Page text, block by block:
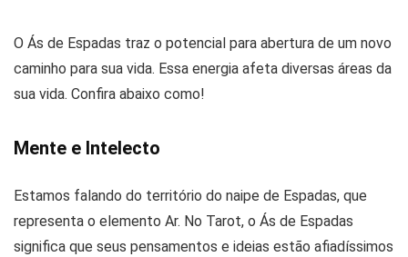
O Ás de Espadas traz o potencial para abertura de um novo
caminho para sua vida. Essa energia afeta diversas áreas da
sua vida. Confira abaixo como!
Mente e Intelecto
Estamos falando do território do naipe de Espadas, que
representa o elemento Ar. No Tarot, o Ás de Espadas
significa que seus pensamentos e ideias estão afiadíssimos